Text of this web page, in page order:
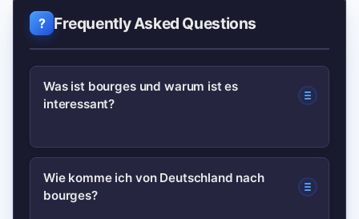
Frequently Asked Questions
Was ist bourges und warum ist es
interessant?
Bourges ist eine historische Stadt in
Zentralfrankreich, bekannt für ihre
Wie komme ich von Deutschland nach
bourges?